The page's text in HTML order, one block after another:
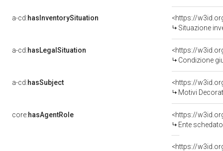
a-cd:hasInventorySituation
<https://
Situazione
a-cd:hasLegalSituation
Condizione
a-cd:hasSubject
<https://
Motivi
core:hasAgentRole
<https://
Ente
<https://